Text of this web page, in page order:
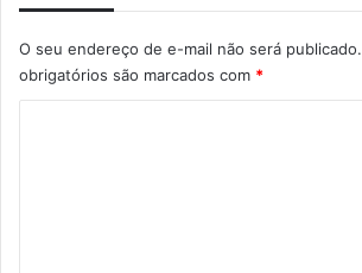
O seu endereço de e-mail não será publicado.
obrigatórios são marcados com *